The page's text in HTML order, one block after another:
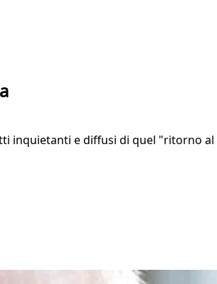
inquietanti e diffusi di quel "ritorno